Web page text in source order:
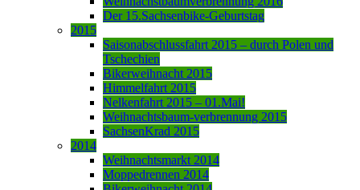
Der 15.Sachsenbike-Geburtstag
2015
Saisonabschlussfahrt 2015 – durch Polen und
Tschechien
Bikerweihnacht 2015
Himmelfahrt 2015
Nelkenfahrt 2015 – 01.Mai!
Weihnachtsbaum-verbrennung 2015
SachsenKrad 2015
2014
Weihnachtsmarkt 2014
Moppedrennen 2014